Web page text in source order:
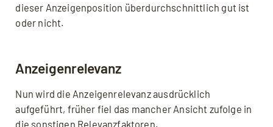
dieser Anzeigenposition überdurchschnittlich gut ist
oder nicht.
Anzeigenrelevanz
Nun wird die Anzeigenrelevanz ausdrücklich
aufgeführt, früher fiel das mancher Ansicht zufolge in
die sonstigen Relevanzfaktoren.